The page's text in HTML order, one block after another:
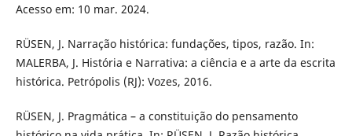
Acesso em: 10 mar. 2024.
RÜSEN, J. Narração histórica: fundações, tipos, razão. In:
MALERBA, J. História e Narrativa: a ciência e a arte da escrita
histórica. Petrópolis (RJ): Vozes, 2016.
RÜSEN, J. Pragmática – a constituição do pensamento